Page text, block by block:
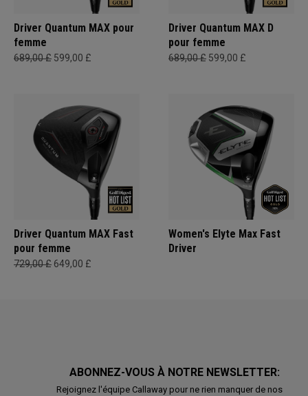
Driver Quantum MAX pour
femme
689,00 £ 599,00 £
Driver Quantum MAX D
pour femme
689,00 £ 599,00 £
Driver Quantum MAX Fast
pour femme
729,00 £ 649,00 £
Women's Elyte Max Fast
Driver
ABONNEZ-VOUS À NOTRE NEWSLETTER:
Rejoignez l'équipe Callaway pour ne rien manquer de nos